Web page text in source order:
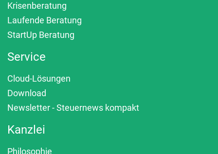
Krisenberatung
Laufende Beratung
StartUp Beratung
Service
Cloud-Lösungen
Download
Newsletter - Steuernews kompakt
Kanzlei
Philosophie